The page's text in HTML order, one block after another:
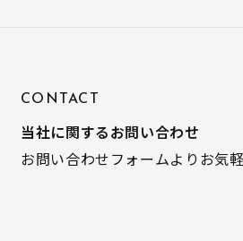
CONTACT
当社に関するお問い合わせ
お問い合わせフォームよりお気